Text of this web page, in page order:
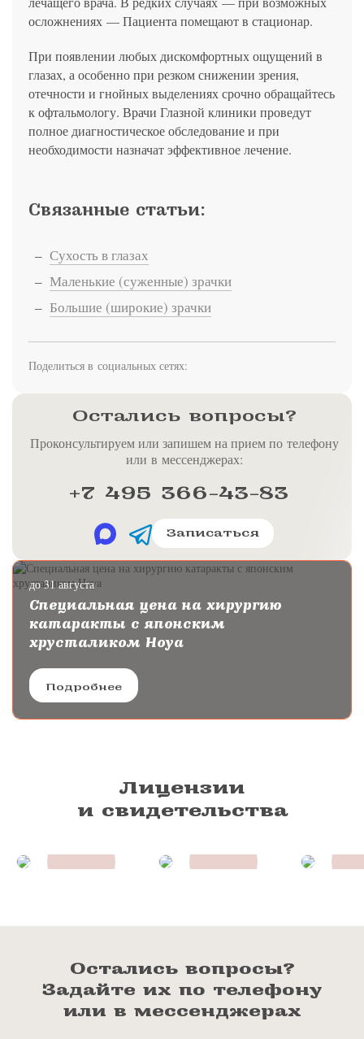
осложнениях — Пациента помещают в стационар.
При появлении любых дискомфортных ощущений в
глазах, а особенно при резком снижении зрения,
отечности и гнойных выделениях срочно обращайтесь
к офтальмологу. Врачи Глазной клиники проведут
полное диагностическое обследование и при
необходимости назначат эффективное лечение.
Связанные статьи:
Сухость в глазах
Маленькие (суженные) зрачки
Большие (широкие) зрачки
Поделиться в социальных сетях:
Остались вопросы?
Проконсультируем или запишем на прием по телефону
или в мессенджерах:
+7 495 366-43-83
Записаться
до 31 августа
Специальная цена на хирургию
катаракты с японским
хрусталиком Hoya
Подробнее
Лицензии
и свидетельства
Остались вопросы?
Задайте их по телефону
или в мессенджерах